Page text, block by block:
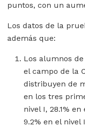
puntos, con un
Los datos de la
además que:
Los alumnos
el campo de la
distribuyen de
en los tres
nivel I, 28.1%
9.2% en el nivel